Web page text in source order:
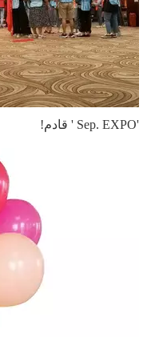
'Sep. EXPO ' قادم!